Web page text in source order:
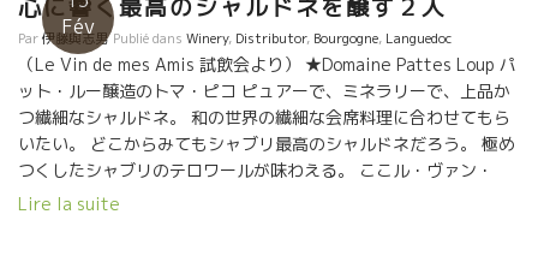
蔵もいる。最も大規模な試飲会である。とても一日では周りきれ
ない数の蔵が参加している。 ――――――――――
―――――――――――― どの試飲会も訪問客が多すぎて、試飲
したい蔵のブースに近づくだけでも、かなりの時間がかかるほど
混みようだった。 自然派が世界中に物凄いスピードで広がってい
るのが実感できる。 この急激な発展が、今まで和気あいあいでや
っていた自然派グループの雰囲気が、ビジネス、ビジネスの利己
元も出てくるのではないだろうか。 大金をもってビジネス、ビジ
エ・クザンのところに訪問したときに1人1本ずつくれたカベル
ネ・フラン2007のマグナム。 この時のツアー参加者は、赤穂
の47リカーズの岡田さん、御殿場の泉屋酒販の勝俣さん、そして
サンセールの川村さんとみどりさん、その友人の日野でバー経営
の高田さん。 ツアー1軒目の訪問蔵元がオリヴィエ・クザンだっ
た。 そこからミッシェル・オジェ時代のメゾン・ブリュレ、 もち
ろんサンセールは必須訪問でセバスチャン・リフォー、ブルゴー
ニュに行ってエマニュエル・ジブロ、 ラトー、フィリップ・パカ
Fév
心に響く最高のシャルドネを醸す２人
Par伊藤與志男 Publié dans Winery, Distributor, Bourgogne, Languedoc
（Le Vin de mes Amis 試飲会より） ★Domaine Pattes Loup パ
ット・ルー醸造のトマ・ピコ ピュアーで、ミネラリーで、上品か
つ繊細なシャルドネ。 和の世界の繊細な会席料理に合わせてもら
いたい。 どこからみてもシャブリ最高のシャルドネだろう。 極め
つくしたシャブリのテロワールが味わえる。 ここル・ヴァン・
デ・メザミ試飲会でもブースに近づけないほどの人気。 世界中が
Lire la suite